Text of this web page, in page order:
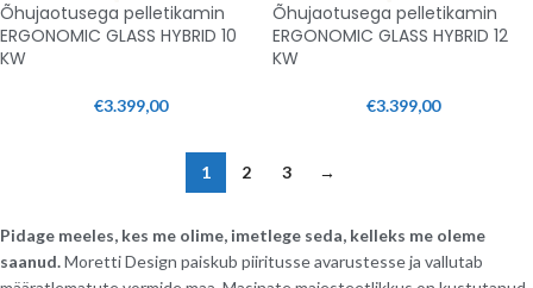
Õhujaotusega pelletikamin
ERGONOMIC GLASS HYBRID 10
KW
€3.399,00
Õhujaotusega pelletikamin
ERGONOMIC GLASS HYBRID 12
KW
€3.399,00
1 2 3 →
Pidage meeles, kes me olime, imetlege seda, kelleks me oleme
saanud.Moretti Design paiskub piiritusse avarustesse ja vallutab